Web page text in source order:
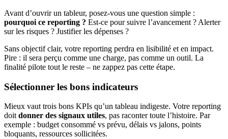
Avant d’ouvrir un tableur, posez-vous une question simple :
pourquoi ce reporting ? Est-ce pour suivre l’avancement ? Alerter
sur les risques ? Justifier les dépenses ?
Sans objectif clair, votre reporting perdra en lisibilité et en impact.
Pire : il sera perçu comme une charge, pas comme un outil. La
finalité pilote tout le reste – ne zappez pas cette étape.
Sélectionner les bons indicateurs
Mieux vaut trois bons KPIs qu’un tableau indigeste. Votre reporting
doit donner des signaux utiles, pas raconter toute l’histoire. Par
exemple : budget consommé vs prévu, délais vs jalons, points
bloquants, ressources sollicitées.